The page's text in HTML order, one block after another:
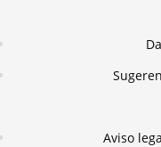
Aviso